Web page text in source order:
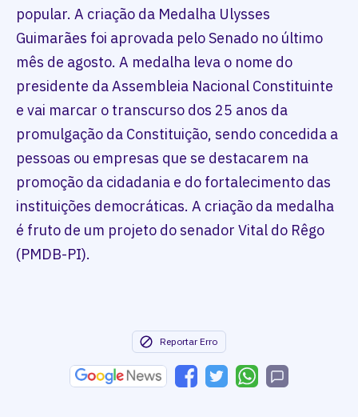
popular. A criação da Medalha Ulysses
Guimarães foi aprovada pelo Senado no último
mês de agosto. A medalha leva o nome do
presidente da Assembleia Nacional Constituinte
e vai marcar o transcurso dos 25 anos da
promulgação da Constituição, sendo concedida a
pessoas ou empresas que se destacarem na
promoção da cidadania e do fortalecimento das
instituições democráticas. A criação da medalha
é fruto de um projeto do senador Vital do Rêgo
(PMDB-PI).
Reportar Erro